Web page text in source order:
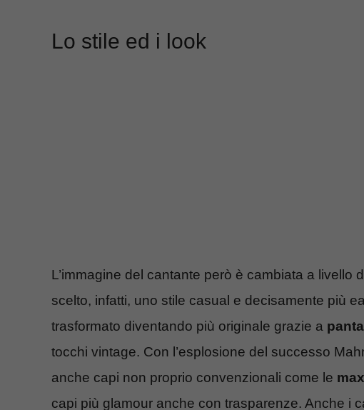
Lo stile ed i look
L’immagine del cantante però è cambiata a livello
scelto, infatti, uno stile casual e decisamente più
trasformato diventando più originale grazie a
tocchi vintage. Con l’esplosione del successo
anche capi non proprio convenzionali come le
capi più glamour anche con trasparenze. Anche i